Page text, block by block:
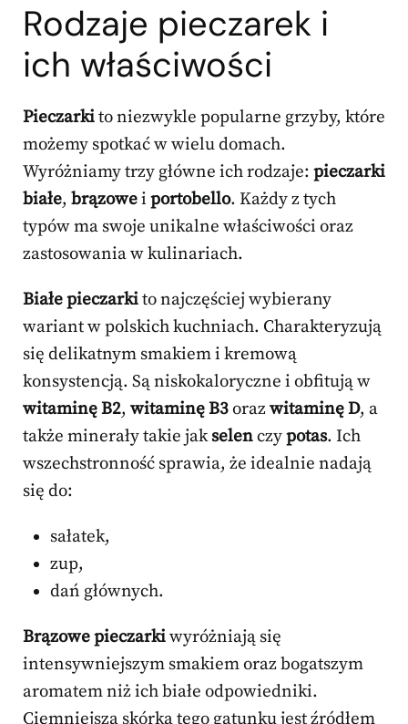
Rodzaje pieczarek i
ich właściwości
Pieczarkito niezwykle popularne grzyby, które
możemy spotkać w wielu domach.
Wyróżniamy trzy główne ich rodzaje: pieczarki
białe, brązowei portobello. Każdy z tych
typów ma swoje unikalne właściwości oraz
zastosowania w kulinariach.
Białe pieczarkito najczęściej wybierany
wariant w polskich kuchniach. Charakteryzują
się delikatnym smakiem i kremową
konsystencją. Są niskokaloryczne i obfitują w
witaminę B2, witaminę B3orazwitaminę D, a
także minerały takie jakselenczypotas. Ich
wszechstronność sprawia, że idealnie nadają
się do:
sałatek,
zup,
dań głównych.
Brązowe pieczarkiwyróżniają się
intensywniejszym smakiem oraz bogatszym
aromatem niż ich białe odpowiedniki.
Ciemniejsza skórka tego gatunku jest źródłem